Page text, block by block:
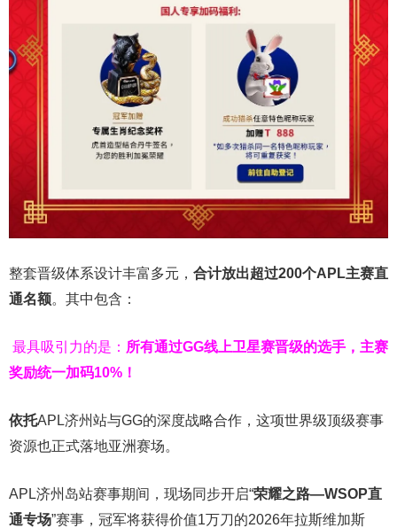
整套晋级体系设计丰富多元， 合计放出超过200个APL主赛直
通名额。其中包含：
最具吸引力的是： 所有通过GG线上卫星赛晋级的选手，主赛
奖励统一加码10% ！
依托APL济州站与GG的深度战略合作，这项世界级顶级赛事
资源也正式落地亚洲赛场。
APL济州岛站赛事期间，现场同步开启“荣耀之路—WSOP直
通专场”赛事，冠军将获得价值1万刀的2026年拉斯维加斯